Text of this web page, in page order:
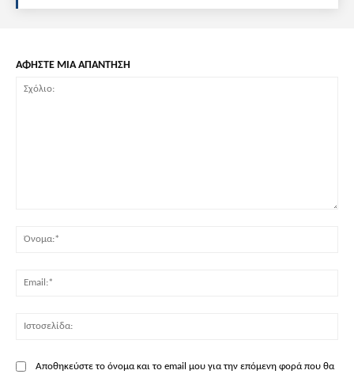
ΑΦΗΣΤΕ ΜΙΑ ΑΠΑΝΤΗΣΗ
Αποθηκεύστε το όνομα και το email μου για την επόμενη φορά που θα